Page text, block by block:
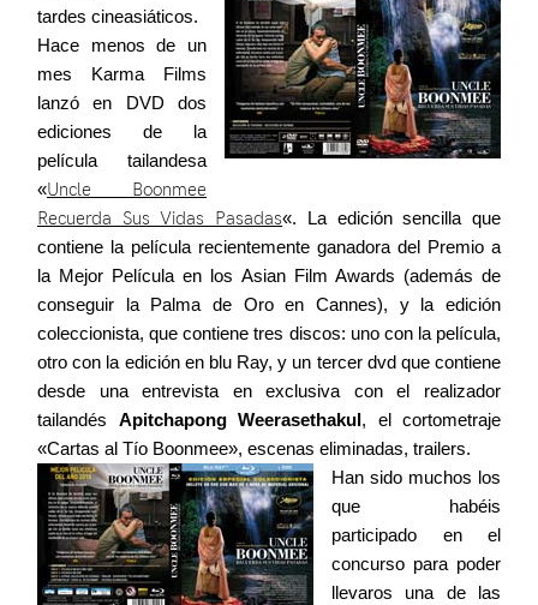
tardes cineasiáticos.
Hace menos de un
mes Karma Films
lanzó en DVD dos
ediciones de la
película tailandesa
«Uncle Boonmee
Recuerda Sus Vidas Pasadas«. La edición sencilla que
contiene la película recientemente ganadora del Premio a
la Mejor Película en los Asian Film Awards (además de
conseguir la Palma de Oro en Cannes), y la edición
coleccionista, que contiene tres discos: uno con la película,
otro con la edición en blu Ray, y un tercer dvd que contiene
desde una entrevista en exclusiva con el realizador
tailandés Apitchapong Weerasethakul, el cortometraje
«Cartas al Tío Boonmee», escenas eliminadas, trailers.
Han sido muchos los
que habéis
participado en el
concurso para poder
llevaros una de las
Agenda
©2026 COPYRIGHT FLOTHEMES